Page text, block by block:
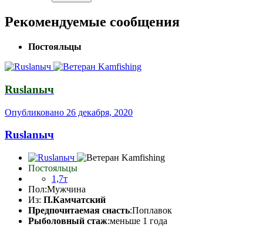
Рекомендуемые сообщения
Постояльцы
Ruslanыч
Опубликовано 26 декабря, 2020
Ruslanыч
Постояльцы
1,7т
Пол:Мужчина
Из: П.Камчатский
Предпочитаемая снасть:Поплавок
Рыболовный стаж:меньше 1 года